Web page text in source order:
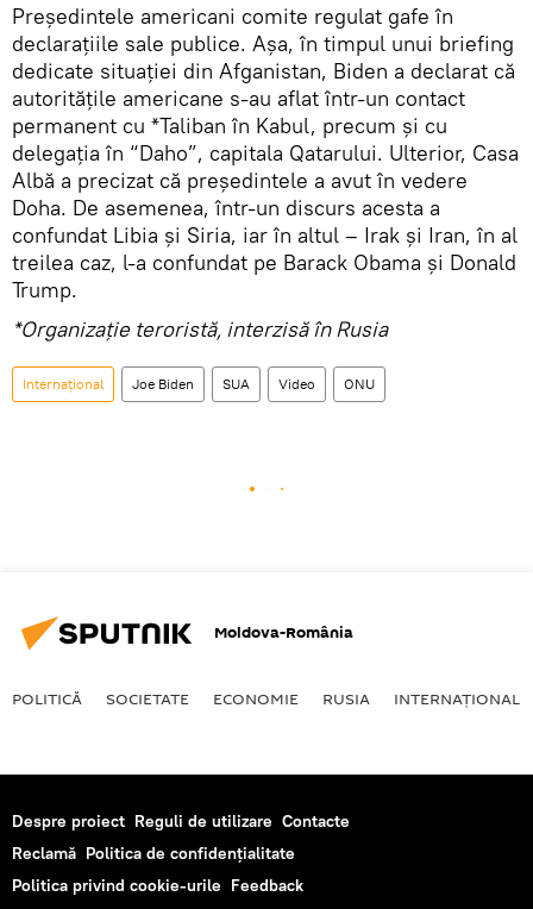
Președintele americani comite regulat gafe în
declarațiile sale publice. Așa, în timpul unui briefing
dedicate situației din Afganistan, Biden a declarat că
autoritățile americane s-au aflat într-un contact
permanent cu *Taliban în Kabul, precum și cu
delegația în “Daho”, capitala Qatarului. Ulterior, Casa
Albă a precizat că președintele a avut în vedere
Doha. De asemenea, într-un discurs acesta a
confundat Libia și Siria, iar în altul – Irak și Iran, în al
treilea caz, l-a confundat pe Barack Obama și Donald
Trump.
*Organizație teroristă, interzisă în Rusia
Internaţional Joe Biden SUA Video ONU
Moldova-România
POLITICĂ SOCIETATE ECONOMIE RUSIA INTERNAŢIONAL
Despre proiect Reguli de utilizare Contacte
Reclamă Politica de confidențialitate
Politica privind cookie-urile Feedback